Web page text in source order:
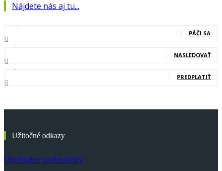
Nájdete nás aj tu...
PÁČI SA
NASLEDOVAŤ
PREDPLATIŤ
Užitočné odkazy
Obchodné podmienky